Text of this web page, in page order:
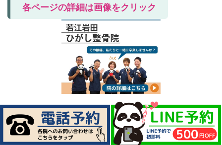
各ページの詳細は画像をクリック